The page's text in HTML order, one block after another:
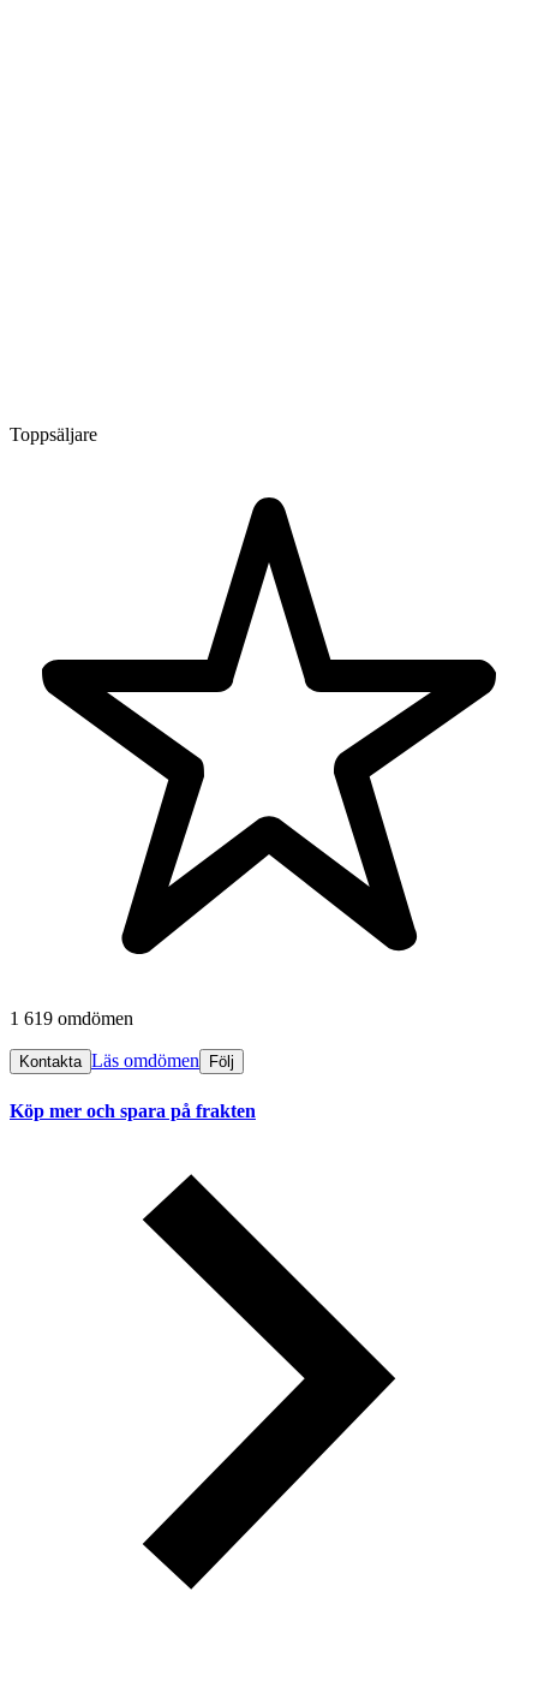
Toppsäljare
1 619 omdömen
Kontakta Läs omdömen Följ
Köp mer och spara på frakten